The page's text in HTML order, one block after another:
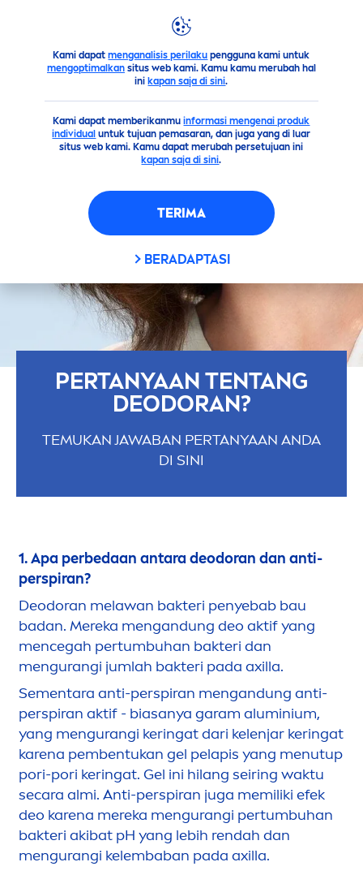
Kami dapatmenganalisis perilaku pengguna kami untuk
mengoptimalkansitus web kami. Kamu kamu merubah hal
ini kapan saja di sini.
Kami dapat memberikanmuinformasi mengenai produk
individual untuk tujuan pemasaran, dan juga yang di luar
situs web kami. Kamu dapat merubah persetujuan ini
kapan saja di sini.
TERIMA
BERADAPTASI
Saran FAQ Pertanyaan tentang deodoran?
PERTANYAAN TENTANG
DEODORAN?
TEMUKAN JAWABAN PERTANYAAN ANDA
DI SINI
1. Apa perbedaan antara deodoran dan anti-
perspiran?
Deodoran melawan bakteri penyebab bau
badan. Mereka mengandung deo aktif yang
mencegah pertumbuhan bakteri dan
mengurangi jumlah bakteri pada axilla.
Sementara anti-perspiran mengandung anti-
perspiran aktif - biasanya garam aluminium,
yang mengurangi keringat dari kelenjar keringat
karena pembentukan gel pelapis yang menutup
pori-pori keringat. Gel ini hilang seiring waktu
secara almi. Anti-perspiran juga memiliki efek
deo karena mereka mengurangi pertumbuhan
bakteri akibat pH yang lebih rendah dan
mengurangi kelembaban pada axilla.